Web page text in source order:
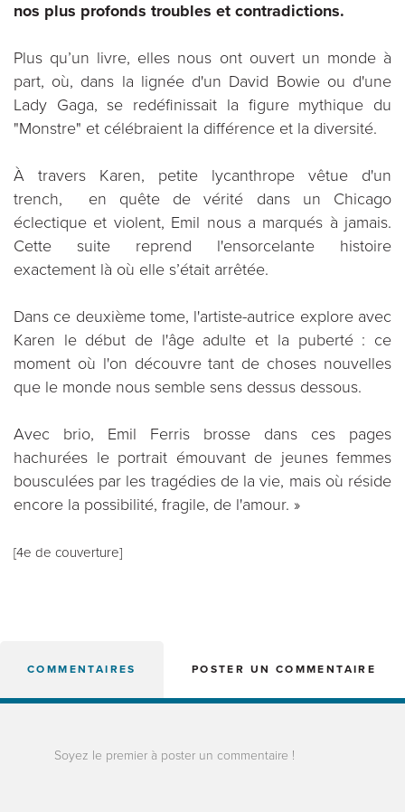
nos plus profonds troubles et contradictions.
Plus qu’un livre, elles nous ont ouvert un monde à
part, où, dans la lignée d'un David Bowie ou d'une
Lady Gaga, se redéfinissait la figure mythique du
"Monstre" et célébraient la différence et la diversité.
À travers Karen, petite lycanthrope vêtue d'un
trench, en quête de vérité dans un Chicago
éclectique et violent, Emil nous a marqués à jamais.
Cette suite reprend l'ensorcelante histoire
exactement là où elle s’était arrêtée.
Dans ce deuxième tome, l'artiste-autrice explore avec
Karen le début de l'âge adulte et la puberté : ce
moment où l'on découvre tant de choses nouvelles
que le monde nous semble sens dessus dessous.
Avec brio, Emil Ferris brosse dans ces pages
hachurées le portrait émouvant de jeunes femmes
bousculées par les tragédies de la vie, mais où réside
encore la possibilité, fragile, de l'amour. »
[4e de couverture]
COMMENTAIRES POSTER UN COMMENTAIRE
Soyez le premier à poster un commentaire !